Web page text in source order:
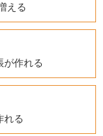
える
が作れる
れる